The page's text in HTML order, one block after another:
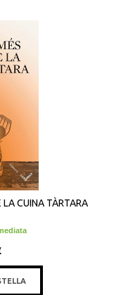
CUINA TÀRTARA